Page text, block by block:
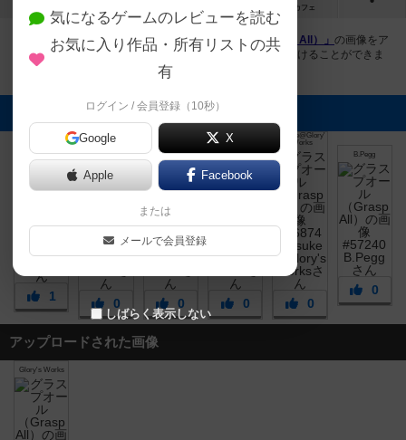
カフェ
ボドゲーマにログインすると、 「グラスプオール（Grasp All）」 の画像をア
ップロード出来たり、他のユーザーの投稿画像に評価を付けることができま
す。また、トップ6の画像は様々なページで表示されます。
トップに表示される画像
Glory's Works
1
Daisuke@Glory'
s Works
0 0
Daisuke@Glory'
s Works
0
Daisuke@Glory'
s Works
0
B.Pegg
0
アップロードされた画像
Glory's Works
気になるゲームのレビューを読む
お気に入り作品・所有リストの共
有
ログイン / 会員登録（10秒）
Google X
Apple Facebook
または
メールで会員登録
しばらく表示しない